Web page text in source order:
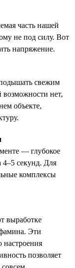
часть нашей
не под силу. Вот
напряжение.
свежим
возможности нет,
объекте,
— глубокое
секунд. Для
комплексы
выработке
Эти
настроения
позволяет